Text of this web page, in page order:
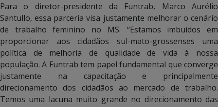
Para o diretor-presidente da Funtrab, Marco Aurélio
Santullo, essa parceria visa justamente melhorar o cenário
de trabalho feminino no MS. “Estamos imbuídos em
proporcionar aos cidadãos sul-mato-grossenses uma
política de melhoria de qualidade de vida à nossa
população. A Funtrab tem papel fundamental que converge
justamente na capacitação e principalmente
direcionamento dos cidadãos ao mercado de trabalho.
Temos uma lacuna muito grande no direcionamento das